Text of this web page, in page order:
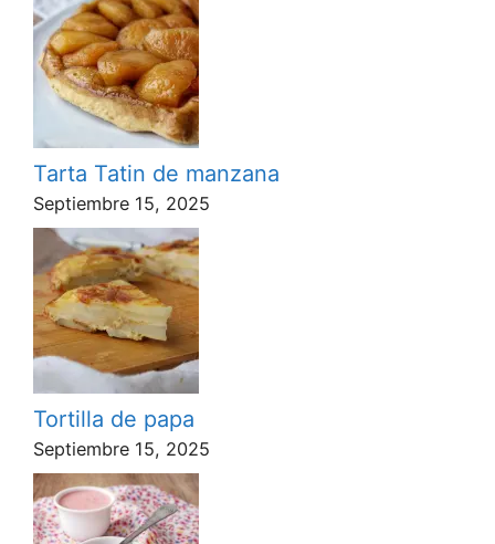
Tarta Tatin de manzana
Septiembre 15, 2025
Tortilla de papa
Septiembre 15, 2025